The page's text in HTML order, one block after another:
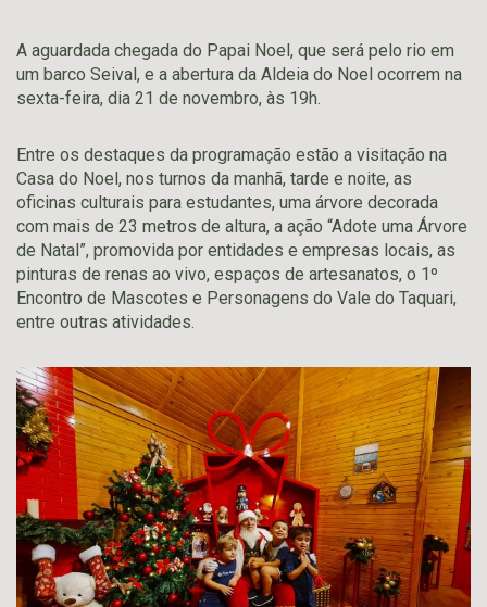
A aguardada chegada do Papai Noel, que será pelo rio em
um barco Seival, e a abertura da Aldeia do Noel ocorrem na
sexta-feira, dia 21 de novembro, às 19h.
Entre os destaques da programação estão a visitação na
Casa do Noel, nos turnos da manhã, tarde e noite, as
oficinas culturais para estudantes, uma árvore decorada
com mais de 23 metros de altura, a ação “Adote uma Árvore
de Natal”, promovida por entidades e empresas locais, as
pinturas de renas ao vivo, espaços de artesanatos, o 1º
Encontro de Mascotes e Personagens do Vale do Taquari,
entre outras atividades.